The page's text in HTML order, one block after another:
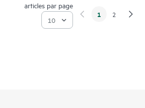
articles par page
1 2